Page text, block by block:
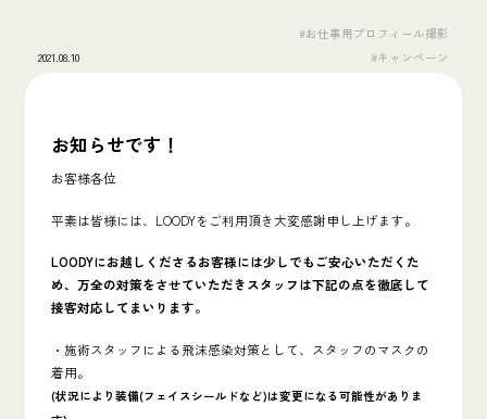
2021.08.10
#お仕事用プロフィール撮影
#キャンペーン
お知らせです！
お客様各位
平素は皆様には、LOODYをご利用頂き大変感謝申し上げます。
LOODYにお越しくださるお客様には少しでもご安心いただくた
め、万全の対策をさせていただきスタッフは下記の点を徹底して
接客対応してまいります。
・施術スタッフによる飛沫感染対策として、スタッフのマスクの
着用。
(状況により装備(フェイスシールドなど)は変更になる可能性がありま